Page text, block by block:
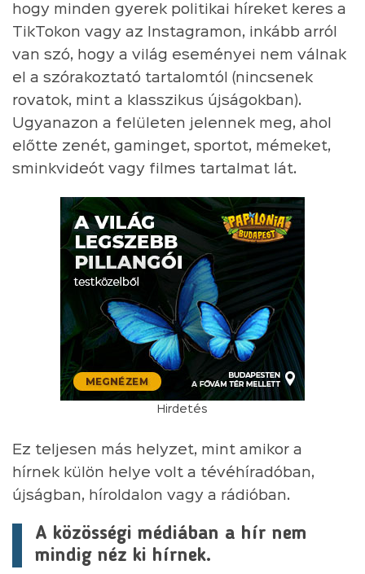
hogy minden gyerek politikai híreket keres a
TikTokon vagy az Instagramon, inkább arról
van szó, hogy a világ eseményei nem válnak
el a szórakoztató tartalomtól (nincsenek
rovatok, mint a klasszikus újságokban).
Ugyanazon a felületen jelennek meg, ahol
előtte zenét, gaminget, sportot, mémeket,
sminkvideót vagy filmes tartalmat lát.
Hirdetés
Ez teljesen más helyzet, mint amikor a
hírnek külön helye volt a tévéhíradóban,
újságban, híroldalon vagy a rádióban.
A közösségi médiában a hír nem
mindig néz ki hírnek.